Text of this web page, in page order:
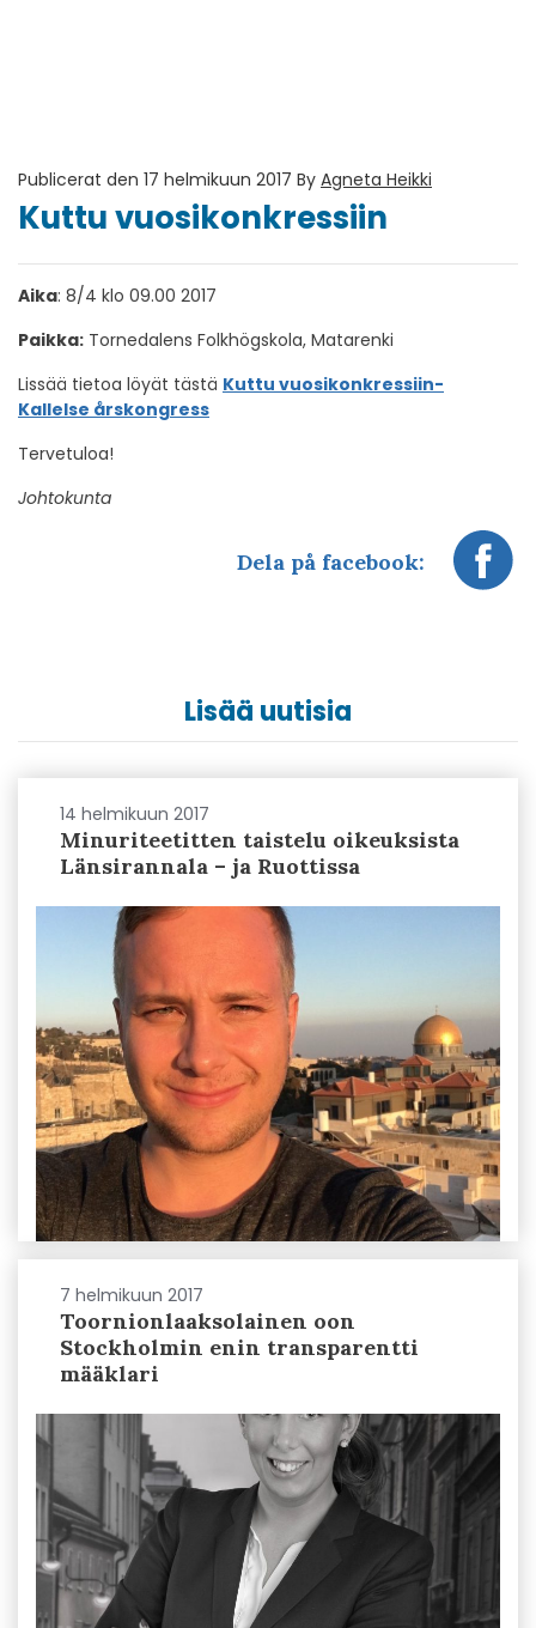
Publicerat den 17 helmikuun 2017 By Agneta Heikki
Kuttu vuosikonkressiin
Aika: 8/4 klo 09.00 2017
Paikka: Tornedalens Folkhögskola, Matarenki
Lissää tietoa löyät tästä Kuttu vuosikonkressiin-
Kallelse årskongress
Tervetuloa!
Johtokunta
Dela på facebook:
Lisää uutisia
14 helmikuun 2017
Minuriteetitten taistelu oikeuksista
Länsirannala – ja Ruottissa
7 helmikuun 2017
Toornionlaaksolainen oon
Stockholmin enin transparentti
määklari